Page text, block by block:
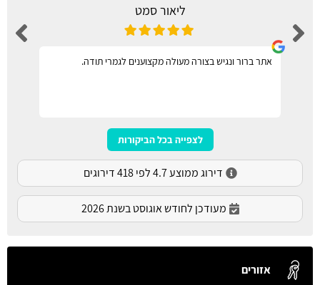
ליאור סמט
אתר ברור ונגיש בצורה מעולה מקצוענים לגמרי תודה.
לצפייה בכל הביקורות
דירוג ממוצע 4.7 לפי 418 דירוגים
מעודכן לחודש אוגוסט בשנת 2026
אזורים